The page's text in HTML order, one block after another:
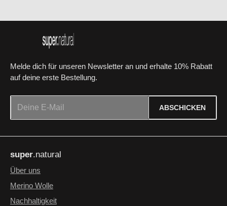
Melde dich für unseren Newsletter an und erhalte 10% Rabatt
auf deine erste Bestellung.
ABSCHICKEN
genommen und die
einverstanden.
Die mit einem Stern (*) markierten Felder sind Pflichtfelder.
super.natural
Über uns
Merino Wolle
Nachhaltigkeit